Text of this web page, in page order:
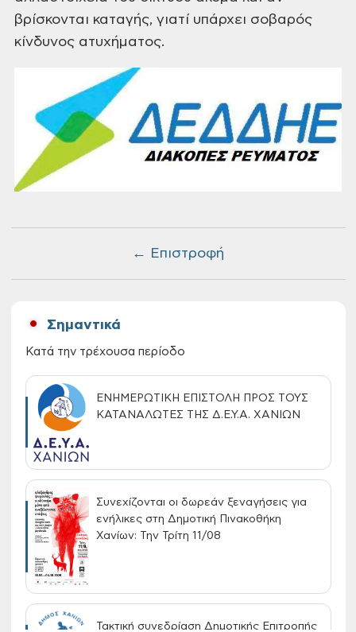
← Επιστροφή
βρίσκονται καταγής, γιατί υπάρχει σοβαρός
κίνδυνος ατυχήματος.
Σημαντικά
Κατά την τρέχουσα περίοδο
ΕΝΗΜΕΡΩΤΙΚΗ ΕΠΙΣΤΟΛΗ ΠΡΟΣ ΤΟΥΣ
ΚΑΤΑΝΑΛΩΤΕΣ ΤΗΣ Δ.Ε.Υ.Α. ΧΑΝΙΩΝ
Συνεχίζονται οι δωρεάν ξεναγήσεις για
ενήλικες στη Δημοτική Πινακοθήκη
Χανίων: Την Τρίτη 11/08
Τακτική συνεδρίαση Δημοτικής Επιτροπής